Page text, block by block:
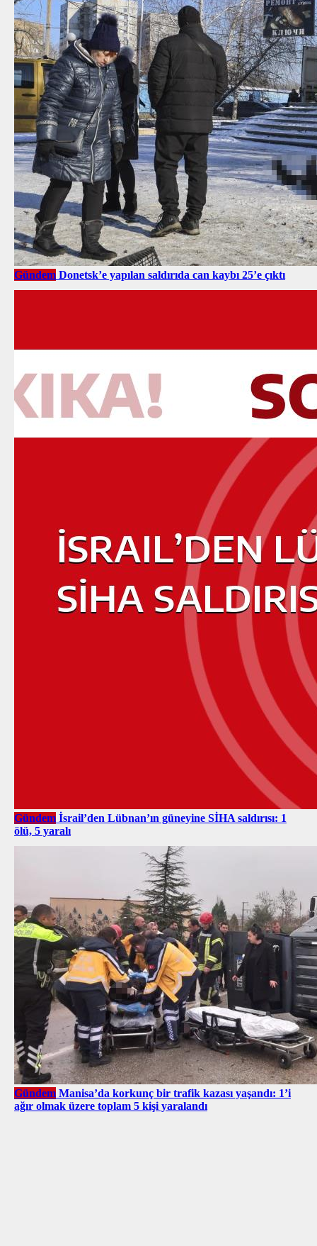
Gündem Donetsk’e yapılan saldırıda can kaybı 25’e çıktı
Gündem İsrail’den Lübnan’ın güneyine SİHA saldırısı: 1
ölü, 5 yaralı
Gündem Manisa’da korkunç bir trafik kazası yaşandı: 1’i
ağır olmak üzere toplam 5 kişi yaralandı